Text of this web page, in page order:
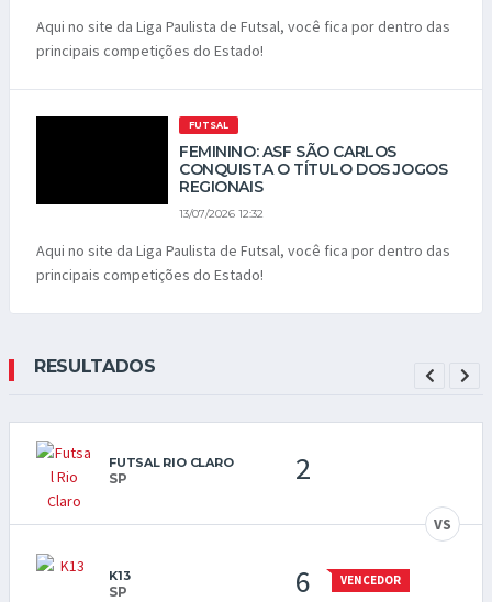
Aqui no site da Liga Paulista de Futsal, você fica por dentro das
principais competições do Estado!
FUTSAL
FEMININO: ASF SÃO CARLOS
CONQUISTA O TÍTULO DOS JOGOS
REGIONAIS
13/07/2026 12:32
Aqui no site da Liga Paulista de Futsal, você fica por dentro das
principais competições do Estado!
RESULTADOS
FUTSAL RIO CLARO
SP 2
VS
K13
SP 6